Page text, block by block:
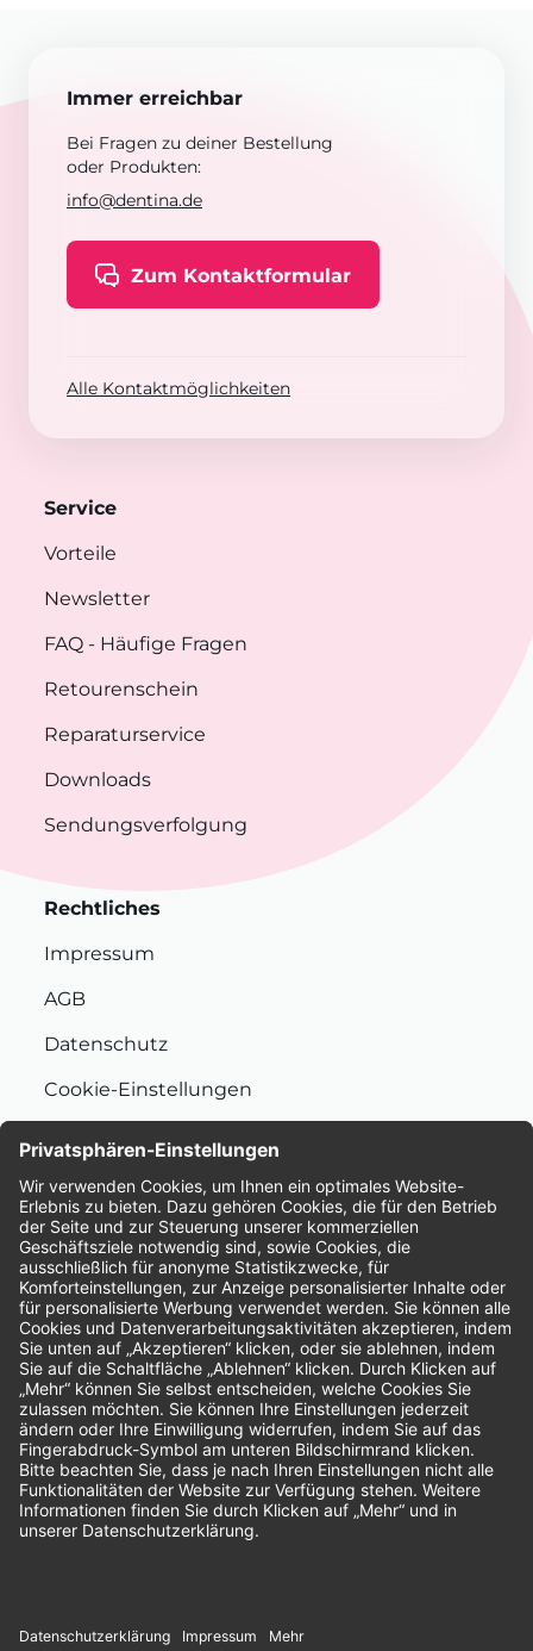
Immer erreichbar
Bei Fragen zu deiner Bestellung
oder Produkten:
info@dentina.de
Zum Kontaktformular
Alle Kontaktmöglichkeiten
Service
Vorteile
Newsletter
FAQ - Häufige Fragen
Retourenschein
Reparaturservice
Downloads
Sendungsverfolgung
Rechtliches
Impressum
AGB
Datenschutz
Cookie-Einstellungen
Bewertungen
Unsere Zahlungsarten: